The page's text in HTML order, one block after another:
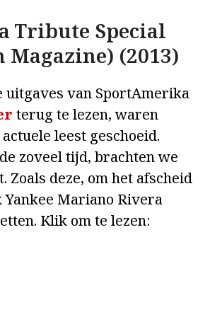
Tribute Special
Magazine) (2013)
uitgaves van SportAmerika
terug te lezen, waren
leest geschoeid.
zoveel tijd, brachten we
Zoals deze, om het afscheid
Yankee Mariano Rivera
Klik om te lezen: